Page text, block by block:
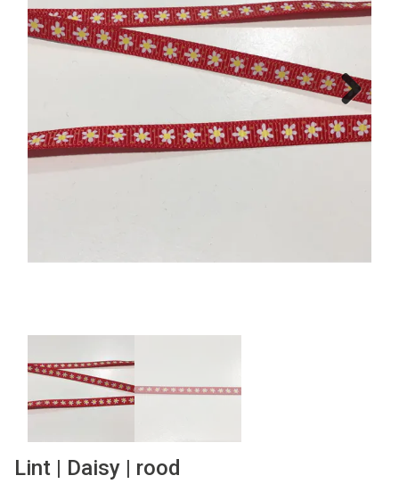
Workshops
Cadeaubon
Next
Lint | Daisy | rood